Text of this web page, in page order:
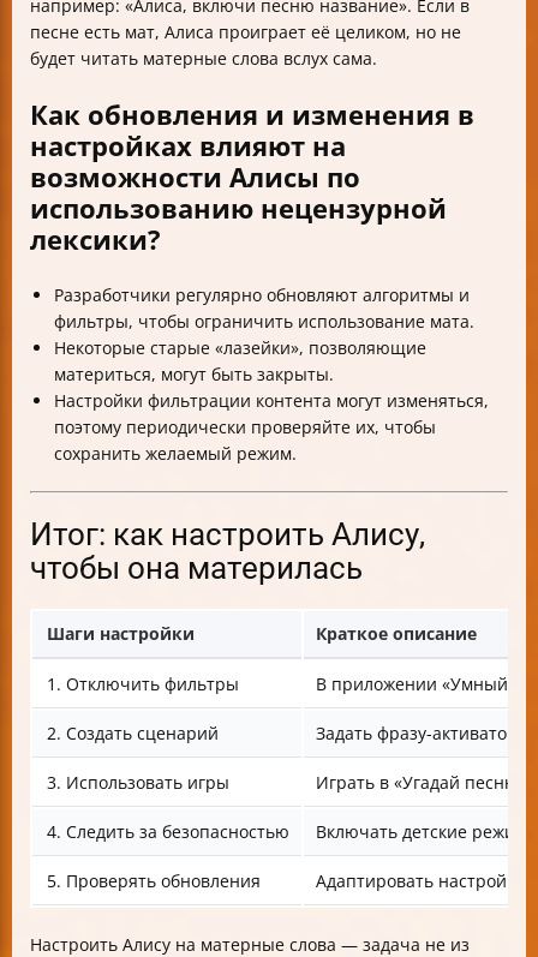
например: «Алиса, включи песню название». Если в
песне есть мат, Алиса проиграет её целиком, но не
будет читать матерные слова вслух сама.
Как обновления и изменения в
настройках влияют на
возможности Алисы по
использованию нецензурной
лексики?
Разработчики регулярно обновляют алгоритмы и
фильтры, чтобы ограничить использование мата.
Некоторые старые «лазейки», позволяющие
материться, могут быть закрыты.
Настройки фильтрации контента могут изменяться,
поэтому периодически проверяйте их, чтобы
сохранить желаемый режим.
Итог: как настроить Алису,
чтобы она материлась
Шаги настройки Краткое описание
1. Отключить фильтры В приложении «Умный
2. Создать сценарий Задать фразу-активатор и
3. Использовать игры Играть в «Угадай
4. Следить за безопасностью Включать детские
5. Проверять обновления Адаптировать
Настроить Алису на матерные слова — задача не из